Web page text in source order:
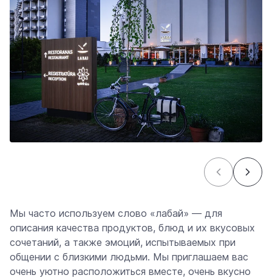
Мы часто используем слово «лабай» — для
описания качества продуктов, блюд и их вкусовых
сочетаний, а также эмоций, испытываемых при
общении с близкими людьми. Мы приглашаем вас
очень уютно расположиться вместе, очень вкусно